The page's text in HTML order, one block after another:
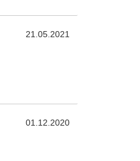
21.05.2021
01.12.2020